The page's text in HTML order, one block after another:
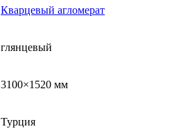
Кварцевый агломерат
глянцевый
3100×1520 мм
Турция